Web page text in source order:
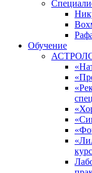
Обучение
курс